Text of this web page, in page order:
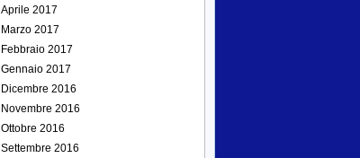
Aprile 2017
Marzo 2017
Febbraio 2017
Gennaio 2017
Dicembre 2016
Novembre 2016
Ottobre 2016
Settembre 2016